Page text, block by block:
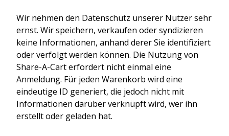
Wir nehmen den Datenschutz unserer Nutzer sehr
ernst. Wir speichern, verkaufen oder syndizieren
keine Informationen, anhand derer Sie identifiziert
oder verfolgt werden können. Die Nutzung von
Share-A-Cart erfordert nicht einmal eine
Anmeldung. Für jeden Warenkorb wird eine
eindeutige ID generiert, die jedoch nicht mit
Informationen darüber verknüpft wird, wer ihn
erstellt oder geladen hat.